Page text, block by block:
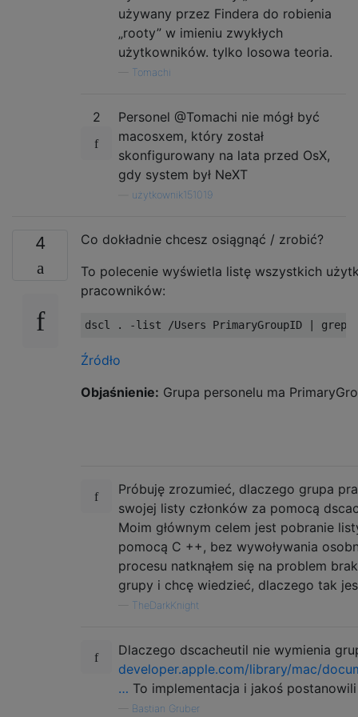
używany przez Findera do robienia
„rooty” w imieniu zwykłych
użytkowników. tylko losowa teoria.
Tomachi
2
Personel @Tomachi nie mógł być
macosxem, który został
skonfigurowany na lata przed OsX,
gdy system był NeXT
użytkownik151019
4
Co dokładnie chcesz osiągnąć / zrobić?
To polecenie wyświetla listę wszystkich
pracowników:
dscl . -list /Users PrimaryGroupID | grep
Źródło
Objaśnienie: Grupa personelu ma
Próbuję zrozumieć, dlaczego grupa
swojej listy członków za pomocą
Moim głównym celem jest pobranie
pomocą C ++, bez wywoływania
procesu natknąłem się na problem
grupy i chcę wiedzieć, dlaczego tak
TheDarkKnight
Dlaczego dscacheutil nie wymienia
developer.apple.com/library/mac/
… To implementacja i jakoś
Bastian Gruber